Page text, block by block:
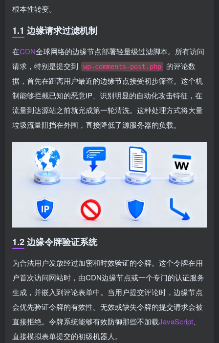
根本性转变。
1.1 边缘请求过滤机制
在CDN全球网络的边缘节点部署轻量级过滤脚本。所有访问
请求，特别是提交到
wp-comments-post.php
的评论数
据，首先在距离用户最近的边缘节点接受初步筛查。这个机
制能够拦截已知的恶意IP、识别明显的自动化攻击特征，在
流量到达源站之前就完成第一轮清洗。这种处理方式将大量
垃圾流量阻挡在外围，直接降低了源服务器的负载。
1.2 边缘令牌验证系统
为合法用户发放经过加密和时效验证的令牌。这个令牌在用
户首次访问网站时，由CDN边缘节点或一个专门的认证服务
生成，并嵌入到评论表单中。当用户提交评论时，边缘节点
会优先验证令牌的有效性。无效或缺失令牌的提交请求会被
直接拒绝。令牌系统能够有效防御那些不加载JavaScript
直接模拟表单提交的初级机器人。